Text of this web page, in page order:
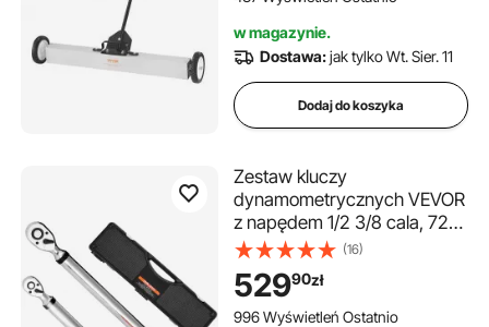
wiórów Zamiatarka
podłogowa
w magazynie.
Dostawa:jak tylko Wt. Sier. 11
Dodaj do koszyka
Zestaw kluczy
dynamometrycznych VEVOR
z napędem 1/2 3/8 cala, 72
zęby, precyzja ±2%,
elektroniczny klucz
dynamometryczny z
wstępnie ustawioną
(16)
52990zł
996 Wyświetleń Ostatnio